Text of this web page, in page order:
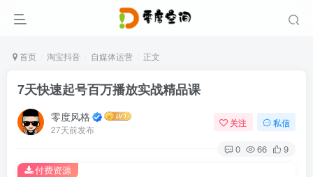
首页 淘宝抖音 自媒体运营 正文
7天快速起号百万播放实战精品课
零度风格
27天前发布
关注 私信
0 66 9
付费资源